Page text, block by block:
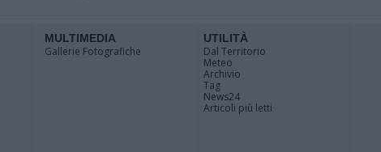
MULTIMEDIA
Gallerie Fotografiche
UTILITÀ
Dal Territorio
Meteo
Archivio
Tag
News24
Articoli più letti